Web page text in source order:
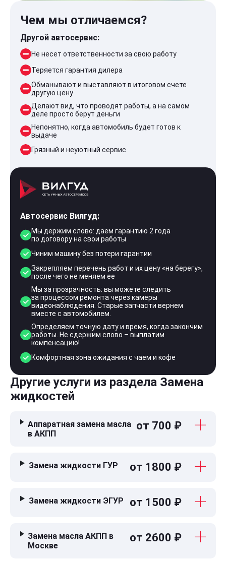
Чем мы отличаемся?
Другой автосервис:
Не несет ответственности за свою работу
Теряется гарантия дилера
Обманывают и выставляют в итоговом счете
другую цену
Делают вид, что проводят работы, а на самом
деле просто берут деньги
Непонятно, когда автомобиль будет готов к
выдаче
Грязный и неуютный сервис
Автосервис Вилгуд:
Мы держим слово: даем гарантию 2 года
по договору на свои работы
Чиним машину без потери гарантии
Закрепляем перечень работ и их цену «на берегу»,
после чего не меняем ее
Мы за прозрачность: вы можете следить
за процессом ремонта через камеры
видеонаблюдения. Старые запчасти вернем
вместе с автомобилем.
Определяем точную дату и время, когда закончим
работы. Не сдержим слово – выплатим
компенсацию!
Комфортная зона ожидания с чаем и кофе
Другие услуги из раздела Замена
жидкостей
Аппаратная замена масла
в АКПП
от 700 ₽
Замена жидкости ГУР от 1800 ₽
Замена жидкости ЭГУР от 1500 ₽
Замена масла АКПП в
Москве
от 2600 ₽